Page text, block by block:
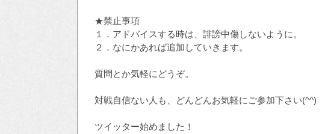
★禁止事項
１．アドバイスする時は、誹謗中傷しないように。
２．なにかあれば追加していきます。
質問とか気軽にどうぞ。
対戦自信ない人も、どんどんお気軽にご参加下さい(^^)
ツイッター始めました！